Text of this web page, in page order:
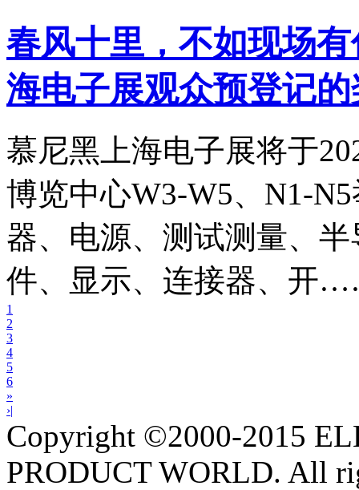
春风十里，不如现场
海电子展观众预登记
慕尼黑上海电子展将于
博览中心W3-W5、N1-
器、电源、测试测量、
件、显示、连接器、开
1
2
3
4
5
6
»
›|
Copyright ©2000-2015
PRODUCT WORLD. All